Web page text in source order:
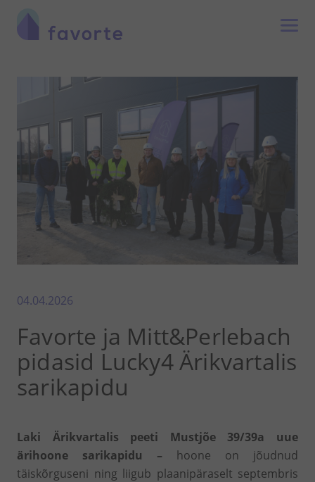
04.04.2026
Favorte ja Mitt&Perlebach
pidasid Lucky4 Ärikvartalis
sarikapidu
Laki Ärikvartalis peeti Mustjõe 39/39a uue
ärihoone sarikapidu – hoone on jõudnud
täiskõrguseni ning liigub plaanipäraselt septembris